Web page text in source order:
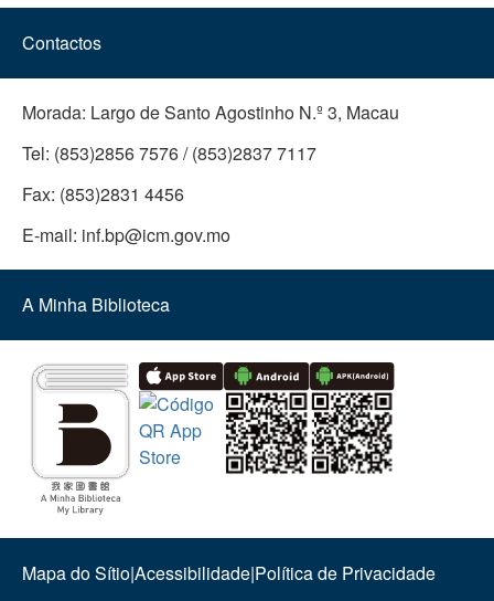
Contactos
Morada: Largo de Santo Agostinho N.º 3, Macau
Tel: (853)2856 7576 / (853)2837 7117
Fax: (853)2831 4456
E-mail: inf.bp@icm.gov.mo
A Minha Biblioteca
Mapa do Sítio|Acessibilidade|Política de Privacidade